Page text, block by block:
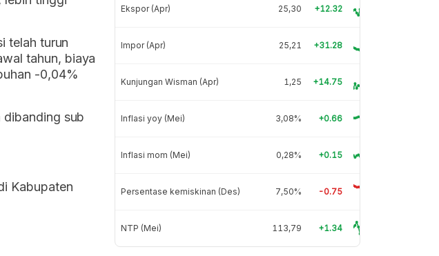
telah turun
tahun, biaya
-0,04%
sub
Kabupaten
Ekspor (Apr) 25,30 +12.32
Impor (Apr) 25,21 +31.28
Kunjungan Wisman (Apr) 1,25 +14.75
Inflasi yoy (Mei) 3,08% +0.66
Inflasi mom (Mei) 0,28% +0.15
Persentase kemiskinan (Des) 7,50% -0.75
NTP (Mei) 113,79 +1.34